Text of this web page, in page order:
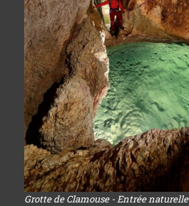
Grotte de Clamouse - Entrée naturelle